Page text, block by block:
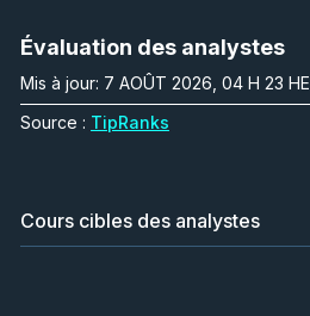
Évaluation des analystes
Mis à jour: 7 AOÛT 2026, 04 H 23 HE
Source : TipRanks
Cours cibles des analystes